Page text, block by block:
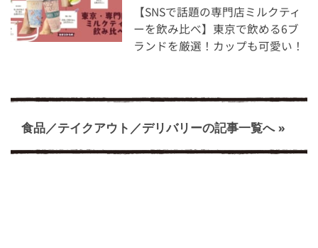
【SNSで話題の専門店ミルクティ
ーを飲み比べ】東京で飲める6ブ
ランドを厳選！カップも可愛い！
食品／テイクアウト／デリバリーの記事一覧へ »